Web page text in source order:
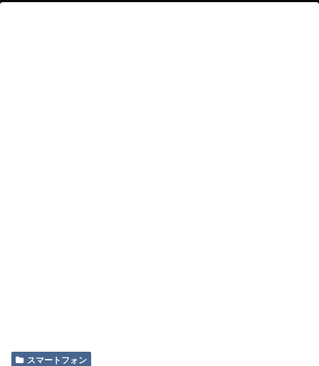
スマートフォン